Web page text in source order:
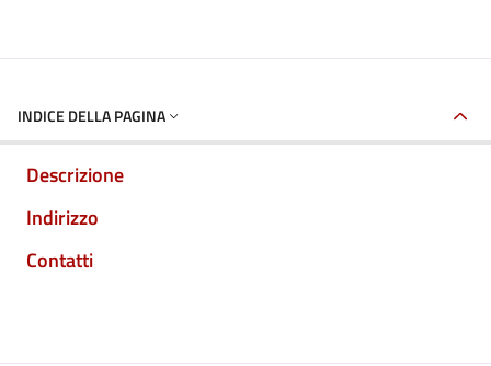
INDICE DELLA PAGINA
Descrizione
Indirizzo
Contatti